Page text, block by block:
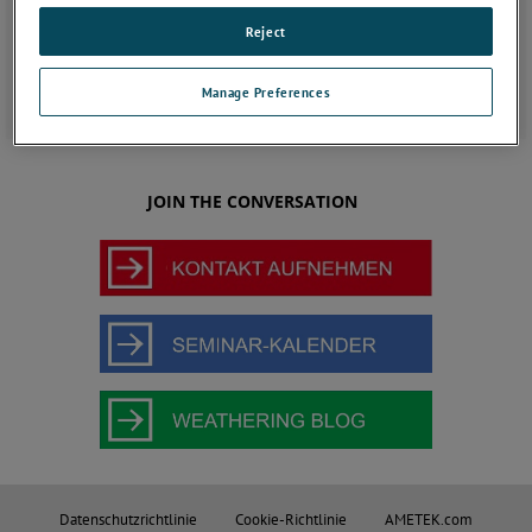
Technology B.V., Schweiz – englisch
Allgemeine Verkaufsbedingungen - Atlas Material Testing
Technology B.V., Schweiz - deutsch
Prospect, USA & Atlas MTT GmbH, Linsengericht, Deutschland
JOIN THE CONVERSATION
Datenschutzrichtlinie Cookie-Richtlinie AMETEK.com
Manage Preferences
Reject